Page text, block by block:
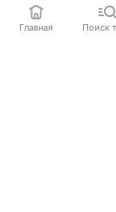
Главная Поиск